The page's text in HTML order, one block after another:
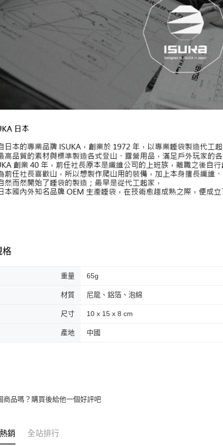
格
重量 65g
材質 尼龍、鋁箔、泡綿
尺寸 10 x 15 x 8 cm
產地 中國
商品嗎？購買後給他一個好評吧
銷 全站排行